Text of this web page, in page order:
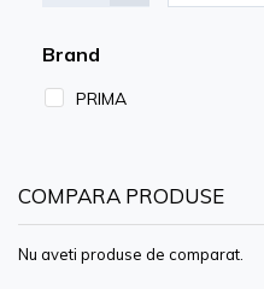
Brand
PRIMA
COMPARA PRODUSE
Nu aveti produse de comparat.